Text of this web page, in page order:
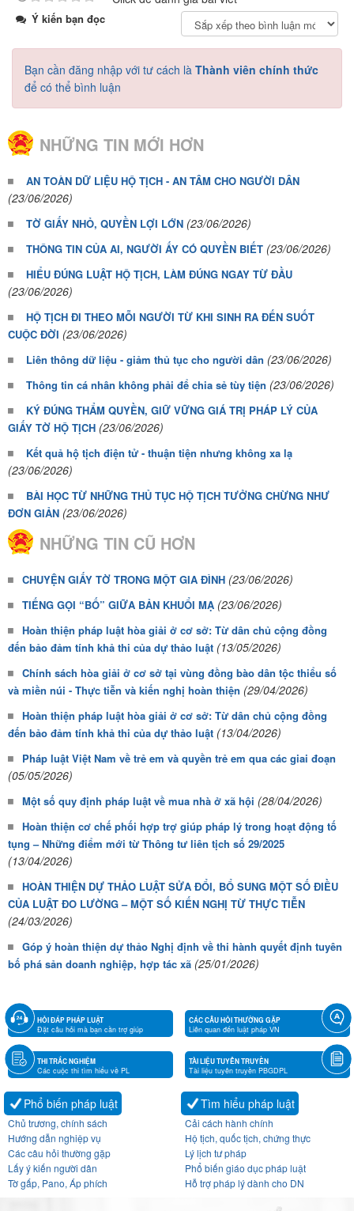
Ý kiến bạn đọc
Bạn cần đăng nhập với tư cách là Thành viên chính thức
để có thể bình luận
NHỮNG TIN MỚI HƠN
AN TOÀN DỮ LIỆU HỘ TỊCH - AN TÂM CHO NGƯỜI DÂN
(23/06/2026)
TỜ GIẤY NHỎ, QUYỀN LỢI LỚN (23/06/2026)
THÔNG TIN CỦA AI, NGƯỜI ẤY CÓ QUYỀN BIẾT (23/06/2026)
HIỂU ĐÚNG LUẬT HỘ TỊCH, LÀM ĐÚNG NGAY TỪ ĐẦU
(23/06/2026)
HỘ TỊCH ĐI THEO MỖI NGƯỜI TỪ KHI SINH RA ĐẾN SUỐT
CUỘC ĐỜI (23/06/2026)
Liên thông dữ liệu - giảm thủ tục cho người dân (23/06/2026)
Thông tin cá nhân không phải để chia sẻ tùy tiện (23/06/2026)
KÝ ĐÚNG THẨM QUYỀN, GIỮ VỮNG GIÁ TRỊ PHÁP LÝ CỦA
GIẤY TỜ HỘ TỊCH (23/06/2026)
Kết quả hộ tịch điện tử - thuận tiện nhưng không xa lạ
(23/06/2026)
BÀI HỌC TỪ NHỮNG THỦ TỤC HỘ TỊCH TƯỞNG CHỪNG NHƯ
ĐƠN GIẢN (23/06/2026)
NHỮNG TIN CŨ HƠN
CHUYỆN GIẤY TỜ TRONG MỘT GIA ĐÌNH (23/06/2026)
TIẾNG GỌI “BỐ” GIỮA BẢN KHUỔI MẠ (23/06/2026)
Hoàn thiện pháp luật hòa giải ở cơ sở: Từ dân chủ cộng đồng
đến bảo đảm tính khả thi của dự thảo luật (13/05/2026)
Chính sách hòa giải ở cơ sở tại vùng đồng bào dân tộc thiểu số
và miền núi - Thực tiễn và kiến nghị hoàn thiện (29/04/2026)
Hoàn thiện pháp luật hòa giải ở cơ sở: Từ dân chủ cộng đồng
đến bảo đảm tính khả thi của dự thảo luật (13/04/2026)
Pháp luật Việt Nam về trẻ em và quyền trẻ em qua các giai đoạn
(05/05/2026)
Một số quy định pháp luật về mua nhà ở xã hội (28/04/2026)
Hoàn thiện cơ chế phối hợp trợ giúp pháp lý trong hoạt động tố
tụng – Những điểm mới từ Thông tư liên tịch số 29/2025
(13/04/2026)
HOÀN THIỆN DỰ THẢO LUẬT SỬA ĐỔI, BỔ SUNG MỘT SỐ ĐIỀU
CỦA LUẬT ĐO LƯỜNG – MỘT SỐ KIẾN NGHỊ TỪ THỰC TIỄN
(24/03/2026)
Góp ý hoàn thiện dự thảo Nghị định về thi hành quyết định tuyên
bố phá sản doanh nghiệp, hợp tác xã (25/01/2026)
HỎI ĐÁP PHÁP LUẬT
Đặt câu hỏi mà bạn cần trợ giúp
CÁC CÂU HỎI THƯỜNG GẶP
Liên quan đến luật pháp VN
THI TRẮC NGHIỆM
Các cuộc thi tìm hiểu về PL
TÀI LIỆU TUYÊN TRUYỀN
Tài liệu tuyên truyền PBGDPL
Phổ biến pháp luật
Chủ trương, chính sách
Hướng dẫn nghiệp vụ
Các câu hỏi thường gặp
Lấy ý kiến người dân
Tờ gấp, Pano, Áp phích
Tìm hiểu pháp luật
Cải cách hành chính
Hộ tịch, quốc tịch, chứng thực
Lý lịch tư pháp
Phổ biến giáo dục pháp luật
Hỗ trợ pháp lý dành cho DN